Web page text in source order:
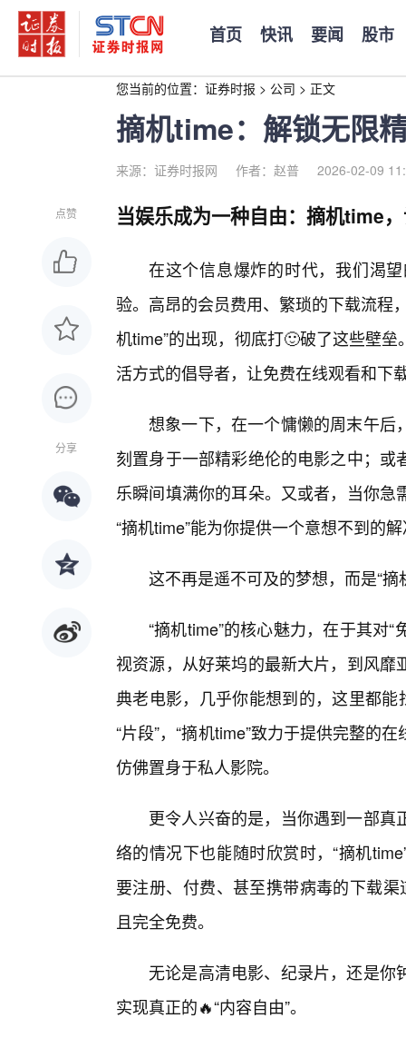
首页 快讯 要闻 股市
您当前的位置： 证券时报 > 公司 > 正文
摘机time：解锁无限
来源：证券时报网 作者：赵普 2026-02-09
点赞
分享
当娱乐成为一种自由：摘机time
在这个信息爆炸的时代，我们渴
验。高昂的会员费用、繁琐的下载流程
机time”的出现，彻底打🙂破了这些壁
活方式的倡导者，让免费在线观看和下
想象一下，在一个慵懒的周末午后
刻置身于一部精彩绝伦的电影之中；
乐瞬间填满你的耳朵。又或者，当你
“摘机time”能为你提供一个意想不到的
这不再是遥不可及的梦想，而是“
“摘机time”的核心魅力，在于其对
视资源，从好莱坞的最新大片，到风
典老电影，几乎你能想到的，这里都
“片段”，“摘机time”致力于提供完整的
仿佛置身于私人影院。
更令人兴奋的是，当你遇到一部
络的情况下也能随时欣赏时，“摘机
要注册、付费、甚至携带病毒的下载
且完全免费。
无论是高清电影、纪录片，还是
实现真正的🔥“内容自由”。